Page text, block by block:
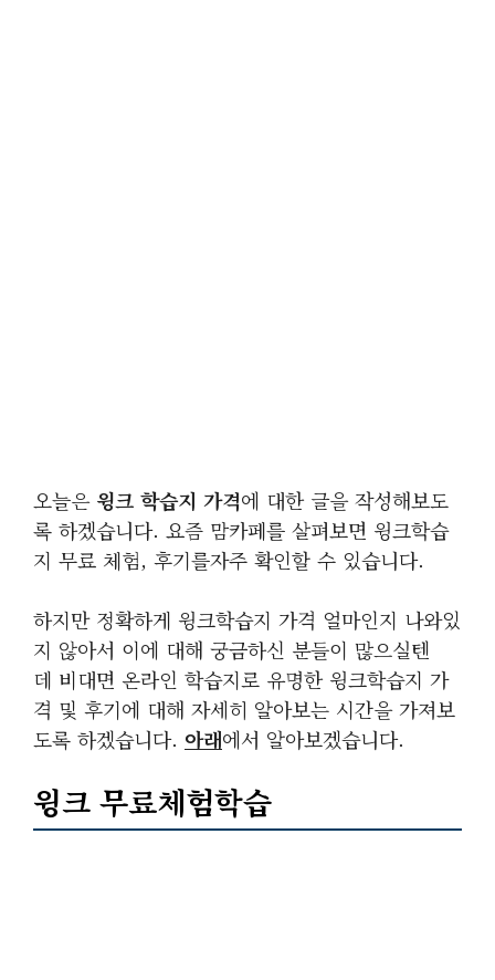
오늘은 윙크 학습지 가격에 대한 글을 작성해보도
록 하겠습니다. 요즘 맘카페를 살펴보면 윙크학습
지 무료 체험, 후기를자주 확인할 수 있습니다.
하지만 정확하게 윙크학습지 가격 얼마인지 나와있
지 않아서 이에 대해 궁금하신 분들이 많으실텐
데 비대면 온라인 학습지로 유명한 윙크학습지 가
격 및 후기에 대해 자세히 알아보는 시간을 가져보
도록 하겠습니다. 아래에서 알아보겠습니다.
윙크 무료체험학습